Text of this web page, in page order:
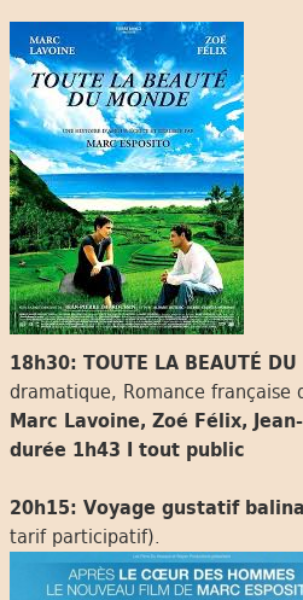
18h30: TOUTE LA BEAUTÉ DU
dramatique, Romance française
Marc Lavoine, Zoé Félix,
durée 1h43 I tout public
20h15: Voyage gustatif
tarif participatif).